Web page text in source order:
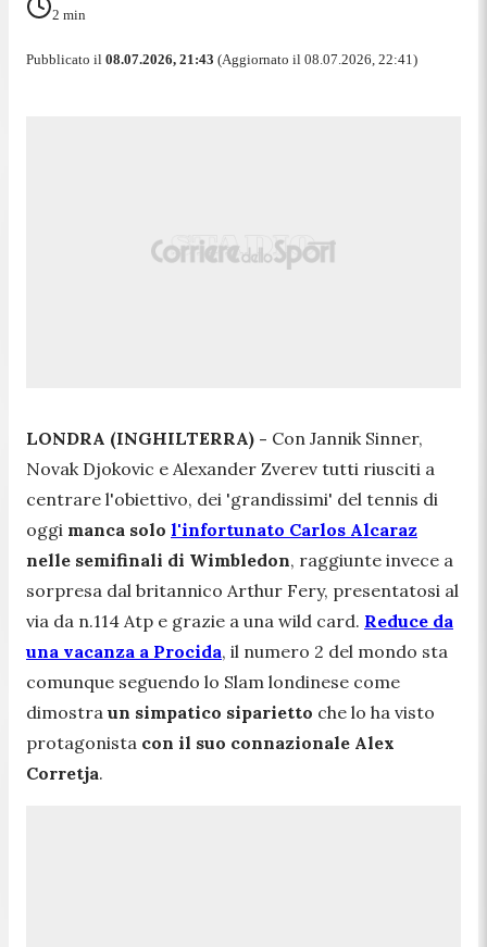
2 min
Pubblicato il 08.07.2026, 21:43 (Aggiornato il 08.07.2026, 22:41)
LONDRA (INGHILTERRA) - Con Jannik Sinner,
Novak Djokovic e Alexander Zverev tutti riusciti a
centrare l'obiettivo, dei 'grandissimi' del tennis di
oggi manca solo l'infortunato Carlos Alcaraz
nelle semifinali di Wimbledon, raggiunte invece a
sorpresa dal britannico Arthur Fery, presentatosi al
via da n.114 Atp e grazie a una wild card. Reduce da
una vacanza a Procida, il numero 2 del mondo sta
comunque seguendo lo Slam londinese come
dimostra un simpatico siparietto che lo ha visto
protagonista con il suo connazionale Alex
Corretja.